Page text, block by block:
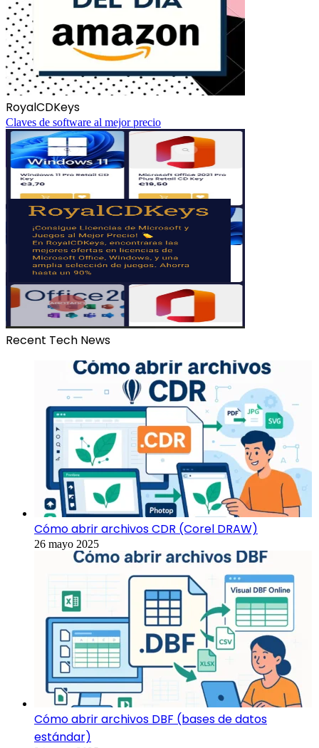
RoyalCDKeys
Claves de software al mejor precio
Recent Tech News
Cómo abrir archivos CDR (Corel DRAW)
26 mayo 2025
Cómo abrir archivos DBF (bases de datos
estándar)